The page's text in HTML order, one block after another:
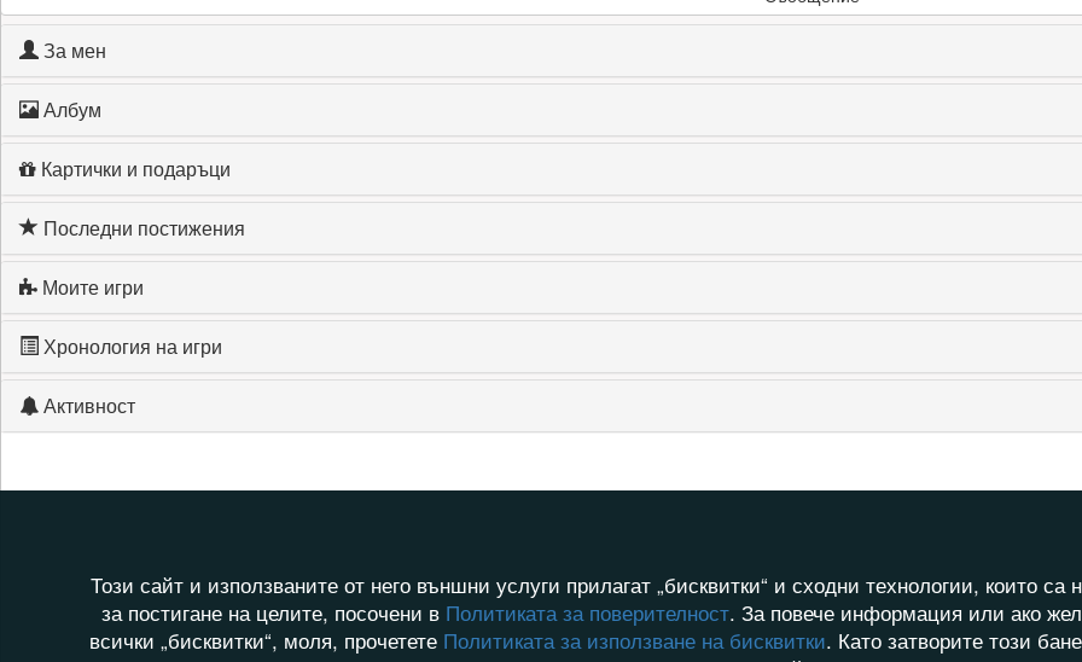
За мен
Албум
Картички и подаръци
Последни постижения
Моите игри
Хронология на игри
Активност
Този сайт и използваните от него външни услуги прилагат „бисквитки“ и сходни технологии, които
за постигане на целите, посочени в Политиката за поверителност. За повече информация или ако
всички „бисквитки“, моля, прочетете Политиката за използване на бисквитки. Като затворите този